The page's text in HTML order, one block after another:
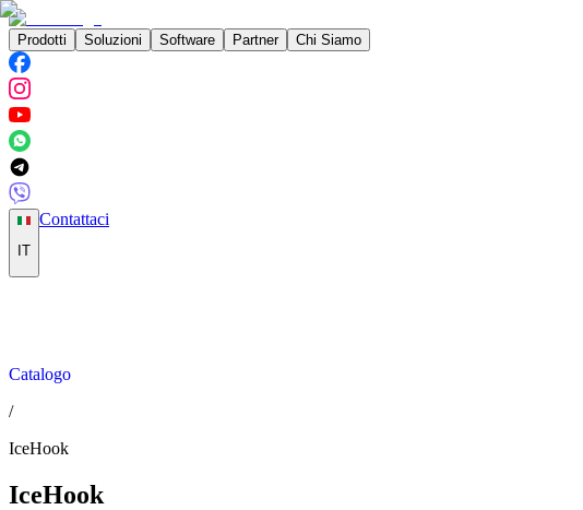
Prodotti Soluzioni Software Partner Chi Siamo
IT
Contattaci
Catalogo
/
IceHook
IceHook